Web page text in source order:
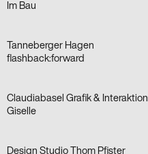
Im Bau
Tanneberger Hagen
flashback:forward
Claudiabasel Grafik & Interaktion
Giselle
Design Studio Thom Pfister